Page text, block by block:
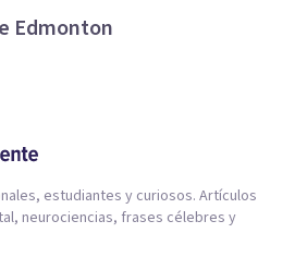
Edmonton
estudiantes y curiosos. Artículos
neurociencias, frases célebres y